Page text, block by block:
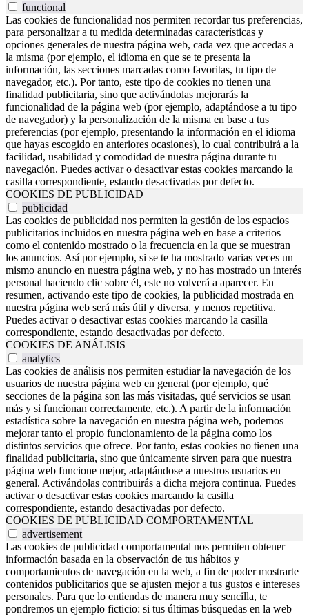
functional
Las cookies de funcionalidad nos permiten recordar tus preferencias,
para personalizar a tu medida determinadas características y
opciones generales de nuestra página web, cada vez que accedas a
la misma (por ejemplo, el idioma en que se te presenta la
información, las secciones marcadas como favoritas, tu tipo de
navegador, etc.). Por tanto, este tipo de cookies no tienen una
finalidad publicitaria, sino que activándolas mejorarás la
funcionalidad de la página web (por ejemplo, adaptándose a tu tipo
de navegador) y la personalización de la misma en base a tus
preferencias (por ejemplo, presentando la información en el idioma
que hayas escogido en anteriores ocasiones), lo cual contribuirá a la
facilidad, usabilidad y comodidad de nuestra página durante tu
navegación. Puedes activar o desactivar estas cookies marcando la
casilla correspondiente, estando desactivadas por defecto.
COOKIES DE PUBLICIDAD
publicidad
Las cookies de publicidad nos permiten la gestión de los espacios
publicitarios incluidos en nuestra página web en base a criterios
como el contenido mostrado o la frecuencia en la que se muestran
los anuncios. Así por ejemplo, si se te ha mostrado varias veces un
mismo anuncio en nuestra página web, y no has mostrado un interés
personal haciendo clic sobre él, este no volverá a aparecer. En
resumen, activando este tipo de cookies, la publicidad mostrada en
nuestra página web será más útil y diversa, y menos repetitiva.
Puedes activar o desactivar estas cookies marcando la casilla
correspondiente, estando desactivadas por defecto.
COOKIES DE ANÁLISIS
analytics
Las cookies de análisis nos permiten estudiar la navegación de los
usuarios de nuestra página web en general (por ejemplo, qué
secciones de la página son las más visitadas, qué servicios se usan
más y si funcionan correctamente, etc.). A partir de la información
estadística sobre la navegación en nuestra página web, podemos
mejorar tanto el propio funcionamiento de la página como los
distintos servicios que ofrece. Por tanto, estas cookies no tienen una
finalidad publicitaria, sino que únicamente sirven para que nuestra
página web funcione mejor, adaptándose a nuestros usuarios en
general. Activándolas contribuirás a dicha mejora continua. Puedes
activar o desactivar estas cookies marcando la casilla
correspondiente, estando desactivadas por defecto.
COOKIES DE PUBLICIDAD COMPORTAMENTAL
advertisement
Las cookies de publicidad comportamental nos permiten obtener
información basada en la observación de tus hábitos y
comportamientos de navegación en la web, a fin de poder mostrarte
contenidos publicitarios que se ajusten mejor a tus gustos e intereses
personales. Para que lo entiendas de manera muy sencilla, te
pondremos un ejemplo ficticio: si tus últimas búsquedas en la web